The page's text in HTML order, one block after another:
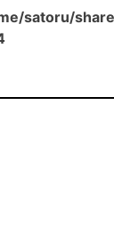
satoru/